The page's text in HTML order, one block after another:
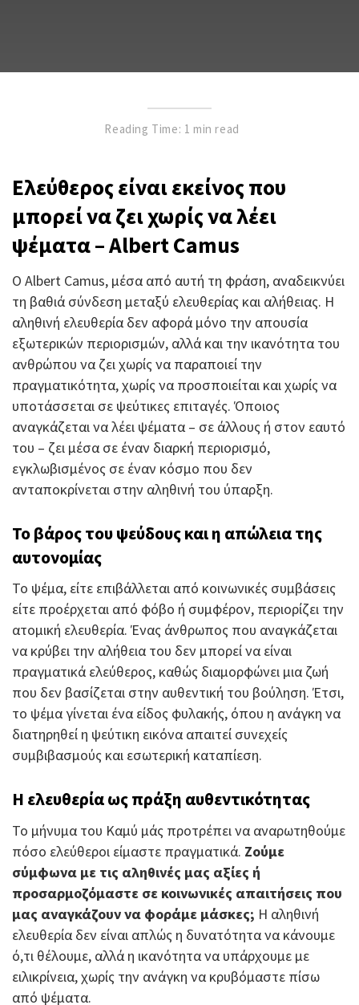
Reading Time: 1 min read
Ελεύθερος είναι εκείνος που
μπορεί να ζει χωρίς να λέει
ψέματα – Albert Camus
Ο Albert Camus, μέσα από αυτή τη φράση, αναδεικνύει
τη βαθιά σύνδεση μεταξύ ελευθερίας και αλήθειας. Η
αληθινή ελευθερία δεν αφορά μόνο την απουσία
εξωτερικών περιορισμών, αλλά και την ικανότητα του
ανθρώπου να ζει χωρίς να παραποιεί την
πραγματικότητα, χωρίς να προσποιείται και χωρίς να
υποτάσσεται σε ψεύτικες επιταγές. Όποιος
αναγκάζεται να λέει ψέματα – σε άλλους ή στον εαυτό
του – ζει μέσα σε έναν διαρκή περιορισμό,
εγκλωβισμένος σε έναν κόσμο που δεν
ανταποκρίνεται στην αληθινή του ύπαρξη.
Το βάρος του ψεύδους και η απώλεια της
αυτονομίας
Το ψέμα, είτε επιβάλλεται από κοινωνικές συμβάσεις
είτε προέρχεται από φόβο ή συμφέρον, περιορίζει την
ατομική ελευθερία. Ένας άνθρωπος που αναγκάζεται
να κρύβει την αλήθεια του δεν μπορεί να είναι
πραγματικά ελεύθερος, καθώς διαμορφώνει μια ζωή
που δεν βασίζεται στην αυθεντική του βούληση. Έτσι,
το ψέμα γίνεται ένα είδος φυλακής, όπου η ανάγκη να
διατηρηθεί η ψεύτικη εικόνα απαιτεί συνεχείς
συμβιβασμούς και εσωτερική καταπίεση.
Η ελευθερία ως πράξη αυθεντικότητας
Το μήνυμα του Καμύ μάς προτρέπει να αναρωτηθούμε
πόσο ελεύθεροι είμαστε πραγματικά. Ζούμε
σύμφωνα με τις αληθινές μας αξίες ή
προσαρμοζόμαστε σε κοινωνικές απαιτήσεις που
μας αναγκάζουν να φοράμε μάσκες; Η αληθινή
ελευθερία δεν είναι απλώς η δυνατότητα να κάνουμε
ό,τι θέλουμε, αλλά η ικανότητα να υπάρχουμε με
ειλικρίνεια, χωρίς την ανάγκη να κρυβόμαστε πίσω
από ψέματα.